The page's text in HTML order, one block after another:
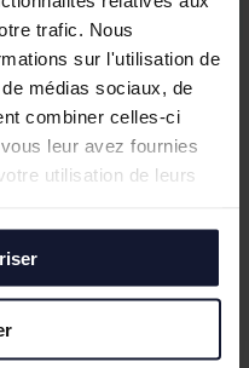
trafic. Nous
sur l'utilisation de
médias sociaux, de
combiner celles-ci
leur avez fournies
utilisation de leurs